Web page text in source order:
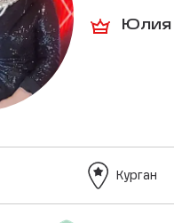
Юлия
Курган